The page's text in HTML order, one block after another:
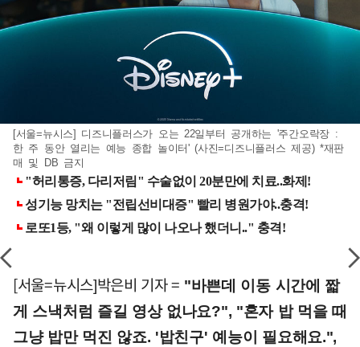
[서울=뉴시스] 디즈니플러스가 오는 22일부터 공개하는 '주간오락장 :
한 주 동안 열리는 예능 종합 놀이터' (사진=디즈니플러스 제공) *재판
매 및 DB 금지
[서울=뉴시스]박은비 기자 = "바쁜데 이동 시간에 짧
게 스낵처럼 즐길 영상 없나요?", "혼자 밥 먹을 때
그냥 밥만 먹진 않죠. '밥친구' 예능이 필요해요.",